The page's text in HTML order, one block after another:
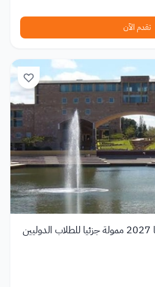
تقدم الآن